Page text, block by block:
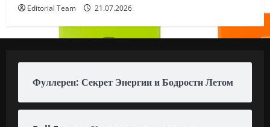
Editorial Team 21.07.2026
Фуллерен: Секрет Энергии и Бодрости Летом